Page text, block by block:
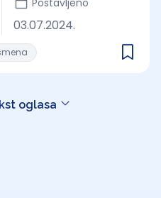
Postavljeno
03.07.2024.
oglasa